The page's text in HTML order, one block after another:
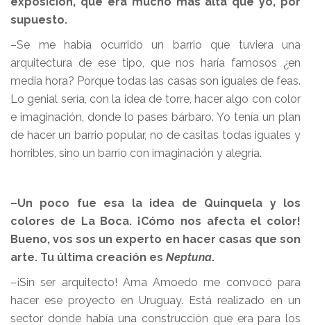
supuesto.
–Se me había ocurrido un barrio que tuviera una
arquitectura de ese tipo, que nos haría famosos ¿en
media hora? Porque todas las casas son iguales de feas.
Lo genial sería, con la idea de torre, hacer algo con color
e imaginación, donde lo pases bárbaro. Yo tenía un plan
de hacer un barrio popular, no de casitas todas iguales y
horribles, sino un barrio con imaginación y alegría.
–Un poco fue esa la idea de Quinquela y los
colores de La Boca. ¡Cómo nos afecta el color!
Bueno, vos sos un experto en hacer casas que son
arte. Tu última creación es Neptuna.
–¡Sin ser arquitecto! Ama Amoedo me convocó para
hacer ese proyecto en Uruguay. Está realizado en un
sector donde había una construcción que era para los